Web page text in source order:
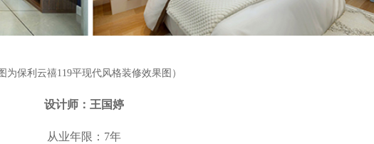
为保利云禧119平现代风格装修效果图）
设计师：王国婷
从业年限：7年